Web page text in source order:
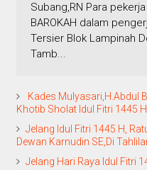
Subang,RN Para
BAROKAH dalam
Tersier Blok Lampinah
Tamb...
Kades Mulyasari,H.Abdul
Khotib Sholat Idul Fitri 1445
Jelang Idul Fitri 1445 H,
Dewan Karnudin SE,Di
Jelang Hari Raya Idul Fitri